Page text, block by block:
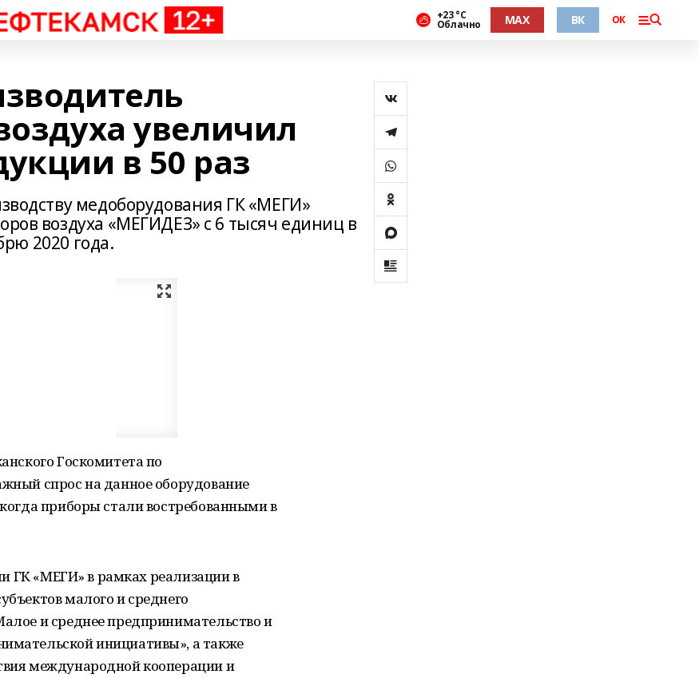
+23 °С
Облачно MAX ВК ОК
увеличил
в 50 раз
медоборудования ГК «МЕГИ»
воздуха «МЕГИДЕЗ» с 6 тысяч единиц в
2020 года.
Госкомитета по
спрос на данное оборудование
приборы стали востребованными в
ГК «МЕГИ» в рамках реализации в
малого и среднего
и среднее предпринимательство и
инициативы», а также
международной кооперации и